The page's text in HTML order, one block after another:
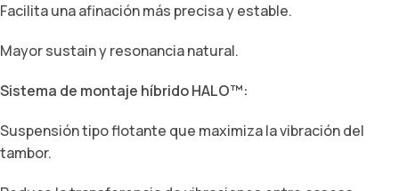
Facilita una afinación más precisa y estable.
Mayor sustain y resonancia natural.
Sistema de montaje híbrido HALO™:
Suspensión tipo flotante que maximiza la vibración del
tambor.